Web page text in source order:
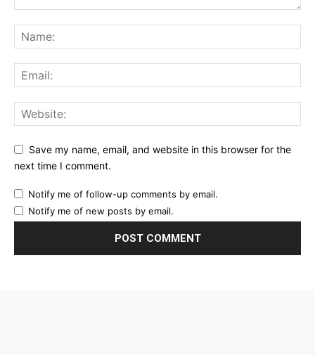
Save my name, email, and website in this browser for the
next time I comment.
Notify me of follow-up comments by email.
Notify me of new posts by email.